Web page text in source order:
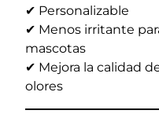
✔ Personalizable
✔ Menos irritante
mascotas
✔ Mejora la calidad
olores